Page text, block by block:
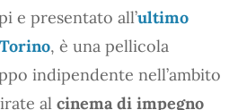
e presentato all’ultimo
, è una pellicola
indipendente nell’ambito
al cinema di impegno